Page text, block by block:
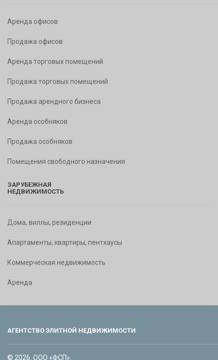
Аренда офисов
Продажа офисов
Аренда торговых помещений
Продажа торговых помещений
Продажа арендного бизнеса
Аренда особняков
Продажа особняков
Помещения свободного назначения
ЗАРУБЕЖНАЯ
НЕДВИЖИМОСТЬ
Дома, виллы, резиденции
Апартаменты, квартиры, пентхаусы
Коммерческая недвижимость
Аренда
АГЕНТСТВО ЭЛИТНОЙ НЕДВИЖИМОСТИ
© 2026. ООО «ФСП».